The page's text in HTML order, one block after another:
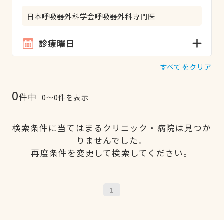
日本呼吸器外科学会呼吸器外科専門医
診療曜日
すべてをクリア
0件中 0〜0件を表示
検索条件に当てはまるクリニック・病院は見つか
りませんでした。
再度条件を変更して検索してください。
1